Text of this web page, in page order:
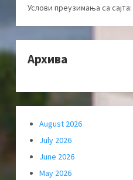
Услови преузимања са сајта:
Архива
August 2026
July 2026
June 2026
May 2026